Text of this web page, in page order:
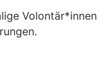
Volontär*innen